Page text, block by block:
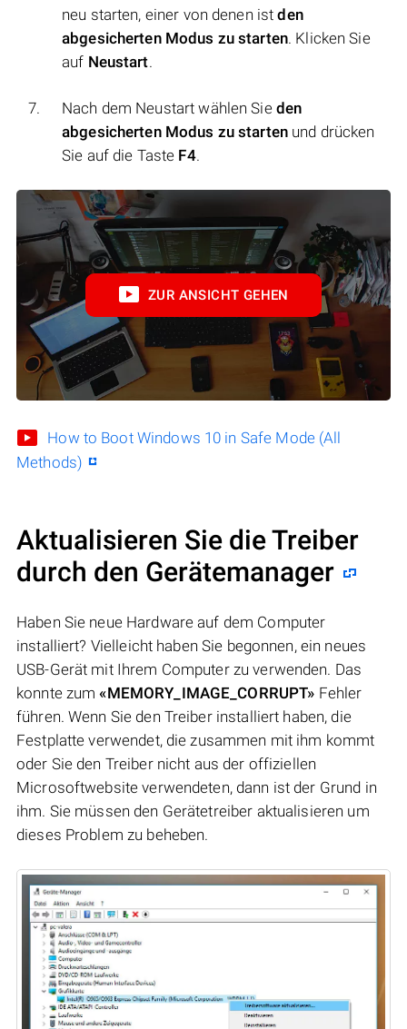
neu starten, einer von denen istden
abgesicherten Modus zu starten. Klicken Sie
auf Neustart.
Nach dem Neustart wählen Sie den
abgesicherten Modus zu starten und drücken
Sie auf die Taste F4.
ZUR ANSICHT GEHEN
How to Boot Windows 10 in Safe Mode (All
Methods)
Aktualisieren Sie die Treiber
durch den Gerätemanager
Haben Sie neue Hardware auf dem Computer
installiert? Vielleicht haben Sie begonnen, ein neues
USB-Gerät mit Ihrem Computer zu verwenden. Das
konnte zum«MEMORY_IMAGE_CORRUPT» Fehler
führen. Wenn Sie den Treiber installiert haben, die
Festplatte verwendet, die zusammen mit ihm kommt
oder Sie den Treiber nicht aus der offiziellen
Microsoftwebsite verwendeten, dann ist der Grund in
ihm. Sie müssen den Gerätetreiber aktualisieren um
dieses Problem zu beheben.